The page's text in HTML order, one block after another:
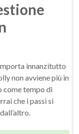
innanzitutto
non avviene più in
come tempo di
che i passi si